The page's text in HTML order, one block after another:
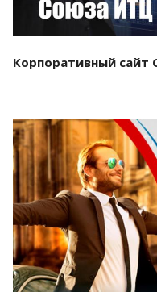
Корпоративный сайт